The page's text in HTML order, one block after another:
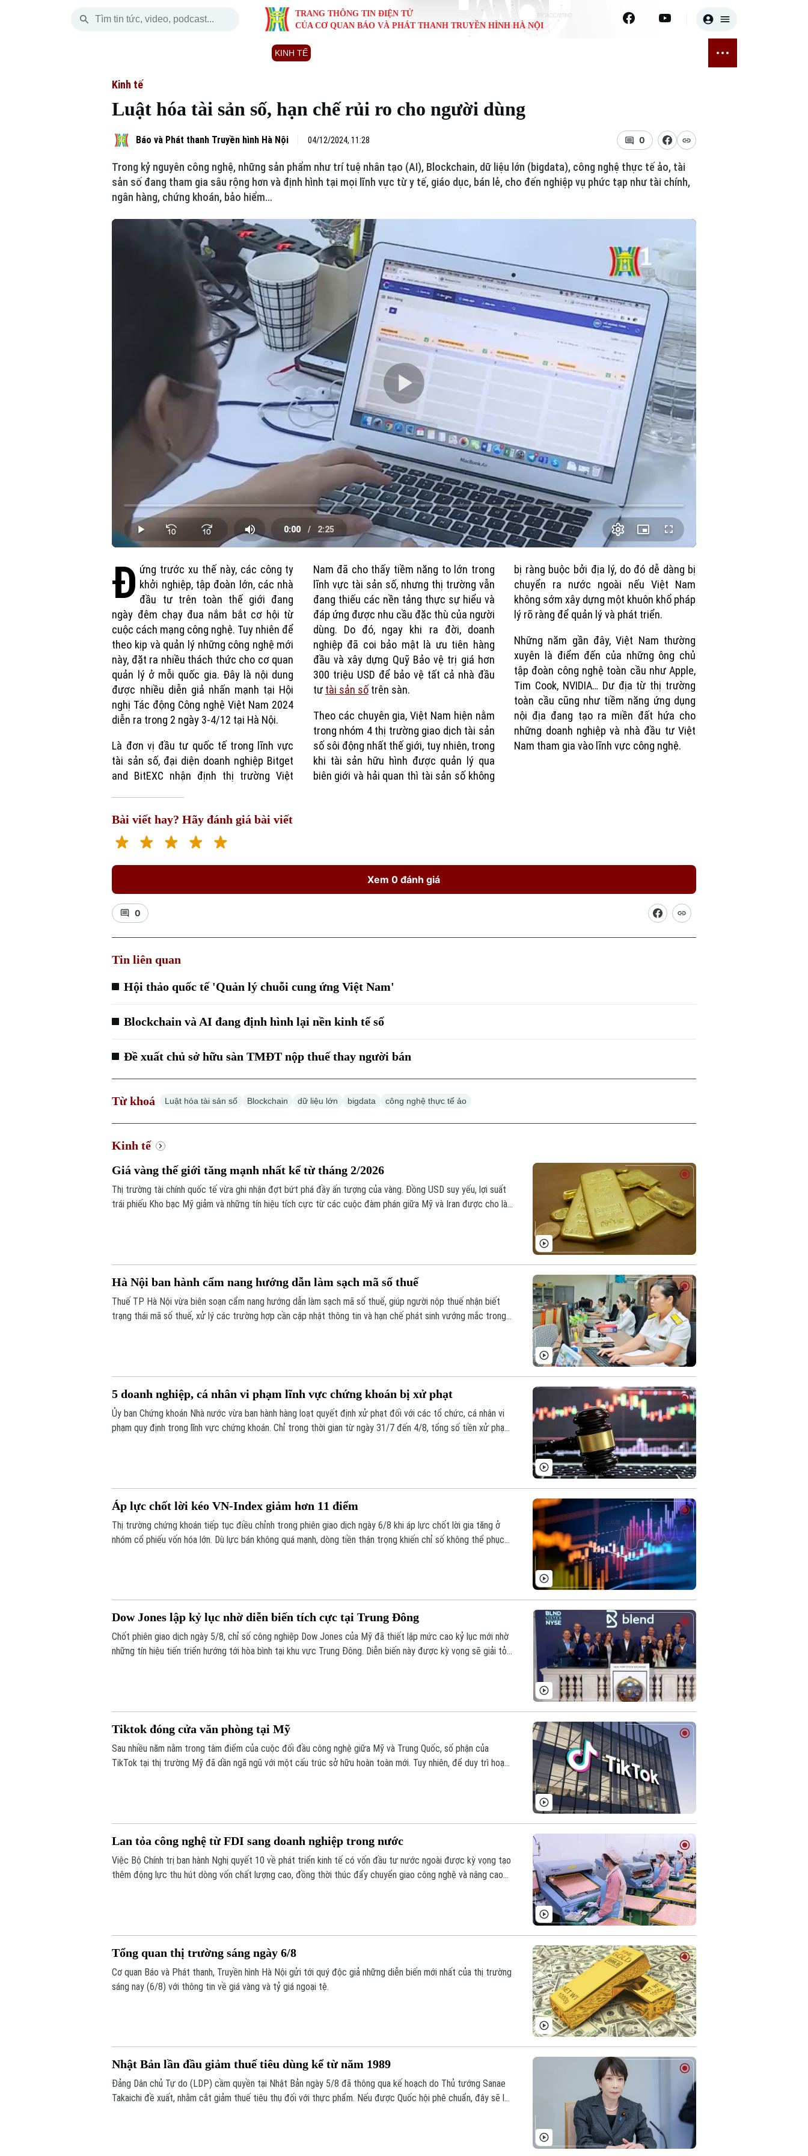
TRANG THÔNG TIN ĐIỆN TỬ
CỦA CƠ QUAN BÁO VÀ PHÁT THANH TRUYỀN HÌNH HÀ NỘI
Chính trị
Xã hội
An ninh trật tự
Công nghệ
Người Hà Nội
Khoảnh khắc Hà Nội
Ẩm thực
Quân sự
Hồ sơ
Người Việt 4 phương
KINH TẾ
Cafe sáng
Tài chính Ngân hàng
Doanh nghiệp
Đầu tư
Căn hộ
Đất đai
Tàu
Xe máy
Thị trường
Tuyển sinh Làng nghề Dinh dưỡng
Điện ảnh
Thời trang
Kinh tế
Luật hóa tài sản số, hạn chế rủi ro cho người dùng
Báo và Phát thanh Truyền hình Hà Nội 04/12/2024, 11:28 0
Trong kỷ nguyên công nghệ, những sản phẩm như trí tuệ nhân tạo (AI), Blockchain, dữ liệu lớn (bigdata), công nghệ thực tế ảo, tài
sản số đang tham gia sâu rộng hơn và định hình tại mọi lĩnh vực từ y tế, giáo dục, bán lẻ, cho đến nghiệp vụ phức tạp như tài chính,
ngân hàng, chứng khoán, bảo hiểm…
Play
Video
Loaded:
0.00%
Play Mute
Current
Time
0:00
/
Duration
2:25
Picture-
in-
Fullscreen
Đ ứng trước xu thế này, các công ty
khởi nghiệp, tập đoàn lớn, các nhà
đầu tư trên toàn thế giới đang
ngày đêm chạy đua nắm bắt cơ hội từ
cuộc cách mạng công nghệ. Tuy nhiên để
theo kịp và quản lý những công nghệ mới
này, đặt ra nhiều thách thức cho cơ quan
quản lý ở mỗi quốc gia. Đây là nội dung
được nhiều diễn giả nhấn mạnh tại Hội
nghị Tác động Công nghệ Việt Nam 2024
diễn ra trong 2 ngày 3-4/12 tại Hà Nội.
Là đơn vị đầu tư quốc tế trong lĩnh vực
tài sản số, đại diện doanh nghiệp Bitget
and BitEXC nhận định thị trường Việt
Nam đã cho thấy tiềm năng to lớn trong
lĩnh vực tài sản số, nhưng thị trường vẫn
đang thiếu các nền tảng thực sự hiểu và
đáp ứng được nhu cầu đặc thù của người
dùng. Do đó, ngay khi ra đời, doanh
nghiệp đã coi bảo mật là ưu tiên hàng
đầu và xây dựng Quỹ Bảo vệ trị giá hơn
300 triệu USD để bảo vệ tất cả nhà đầu
tư tài sản sốtrên sàn.
Theo các chuyên gia, Việt Nam hiện nằm
trong nhóm 4 thị trường giao dịch tài sản
số sôi động nhất thế giới, tuy nhiên, trong
khi tài sản hữu hình được quản lý qua
biên giới và hải quan thì tài sản số không
bị ràng buộc bởi địa lý, do đó dễ dàng bị
chuyển ra nước ngoài nếu Việt Nam
không sớm xây dựng một khuôn khổ pháp
lý rõ ràng để quản lý và phát triển.
Những năm gần đây, Việt Nam thường
xuyên là điểm đến của những ông chủ
tập đoàn công nghệ toàn cầu như Apple,
Tim Cook, NVIDIA… Dư địa từ thị trường
toàn cầu cũng như tiềm năng ứng dụng
nội địa đang tạo ra miền đất hứa cho
những doanh nghiệp và nhà đầu tư Việt
Nam tham gia vào lĩnh vực công nghệ.
Bài viết hay? Hãy đánh giá bài viết
Xem 0 đánh giá
0
Tin liên quan
Hội thảo quốc tế 'Quản lý chuỗi cung ứng Việt Nam'
Blockchain và AI đang định hình lại nền kinh tế số
Đề xuất chủ sở hữu sàn TMĐT nộp thuế thay người bán
Từ khoá Luật hóa tài sản số Blockchain dữ liệu lớn bigdata công nghệ thực tế ảo
Kinh tế
Giá vàng thế giới tăng mạnh nhất kể từ tháng 2/2026
Thị trường tài chính quốc tế vừa ghi nhận đợt bứt phá đầy ấn tượng của vàng. Đồng USD suy yếu, lợi suất
trái phiếu Kho bạc Mỹ giảm và những tín hiệu tích cực từ các cuộc đàm phán giữa Mỹ và Iran được cho là
Hà Nội ban hành cẩm nang hướng dẫn làm sạch mã số thuế
Thuế TP Hà Nội vừa biên soạn cẩm nang hướng dẫn làm sạch mã số thuế, giúp người nộp thuế nhận biết
trạng thái mã số thuế, xử lý các trường hợp cần cập nhật thông tin và hạn chế phát sinh vướng mắc trong
5 doanh nghiệp, cá nhân vi phạm lĩnh vực chứng khoán bị xử phạt
Ủy ban Chứng khoán Nhà nước vừa ban hành hàng loạt quyết định xử phạt đối với các tổ chức, cá nhân vi
phạm quy định trong lĩnh vực chứng khoán. Chỉ trong thời gian từ ngày 31/7 đến 4/8, tổng số tiền xử phạt
Áp lực chốt lời kéo VN-Index giảm hơn 11 điểm
Thị trường chứng khoán tiếp tục điều chỉnh trong phiên giao dịch ngày 6/8 khi áp lực chốt lời gia tăng ở
nhóm cổ phiếu vốn hóa lớn. Dù lực bán không quá mạnh, dòng tiền thận trọng khiến chỉ số không thể phục
Dow Jones lập kỷ lục nhờ diễn biến tích cực tại Trung Đông
Chốt phiên giao dịch ngày 5/8, chỉ số công nghiệp Dow Jones của Mỹ đã thiết lập mức cao kỷ lục mới nhờ
những tín hiệu tiến triển hướng tới hòa bình tại khu vực Trung Đông. Diễn biến này được kỳ vọng sẽ giải tỏa
Tiktok đóng cửa văn phòng tại Mỹ
Sau nhiều năm nằm trong tâm điểm của cuộc đối đầu công nghệ giữa Mỹ và Trung Quốc, số phận của
TikTok tại thị trường Mỹ đã dần ngã ngũ với một cấu trúc sở hữu hoàn toàn mới. Tuy nhiên, để duy trì hoạt
Lan tỏa công nghệ từ FDI sang doanh nghiệp trong nước
Việc Bộ Chính trị ban hành Nghị quyết 10 về phát triển kinh tế có vốn đầu tư nước ngoài được kỳ vọng tạo
thêm động lực thu hút dòng vốn chất lượng cao, đồng thời thúc đẩy chuyển giao công nghệ và nâng cao
Tổng quan thị trường sáng ngày 6/8
Cơ quan Báo và Phát thanh, Truyền hình Hà Nội gửi tới quý độc giả những diễn biến mới nhất của thị trường
sáng nay (6/8) với thông tin về giá vàng và tỷ giá ngoại tệ.
Nhật Bản lần đầu giảm thuế tiêu dùng kể từ năm 1989
Đảng Dân chủ Tự do (LDP) cầm quyền tại Nhật Bản ngày 5/8 đã thông qua kế hoạch do Thủ tướng Sanae
Takaichi đề xuất, nhằm cắt giảm thuế tiêu thụ đối với thực phẩm. Nếu được Quốc hội phê chuẩn, đây sẽ là